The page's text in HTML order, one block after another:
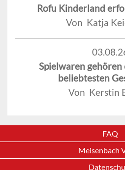
Rofu Kinderland
Von Katja
Spielwaren
beliebtesten
Von Kerstin
FAQ
Meisenbach